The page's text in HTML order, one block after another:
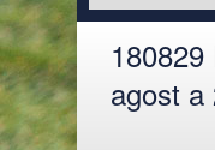
agost a